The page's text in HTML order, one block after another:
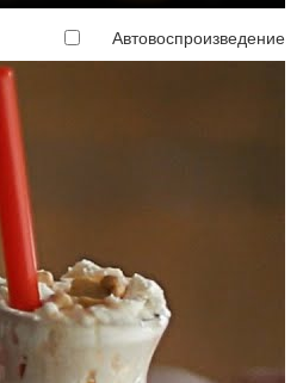
Автовоспроизведение